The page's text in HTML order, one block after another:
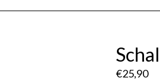
Normaler
€25,90